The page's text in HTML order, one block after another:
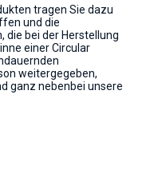
tragen Sie dazu
und die
bei der Herstellung
einer Circular
weitergegeben,
ganz nebenbei unsere